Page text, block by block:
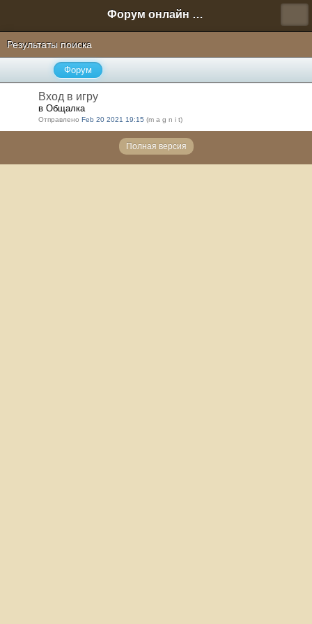
Форум онлайн игры "Новая Эра" (Нюра Биз)
Результаты поиска
Форум
Вход в игру
в Общалка
Отправлено Feb 20 2021 19:15 (m a g n i t)
Полная версия